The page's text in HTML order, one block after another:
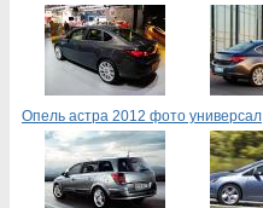
Опель астра 2012 фото универсал